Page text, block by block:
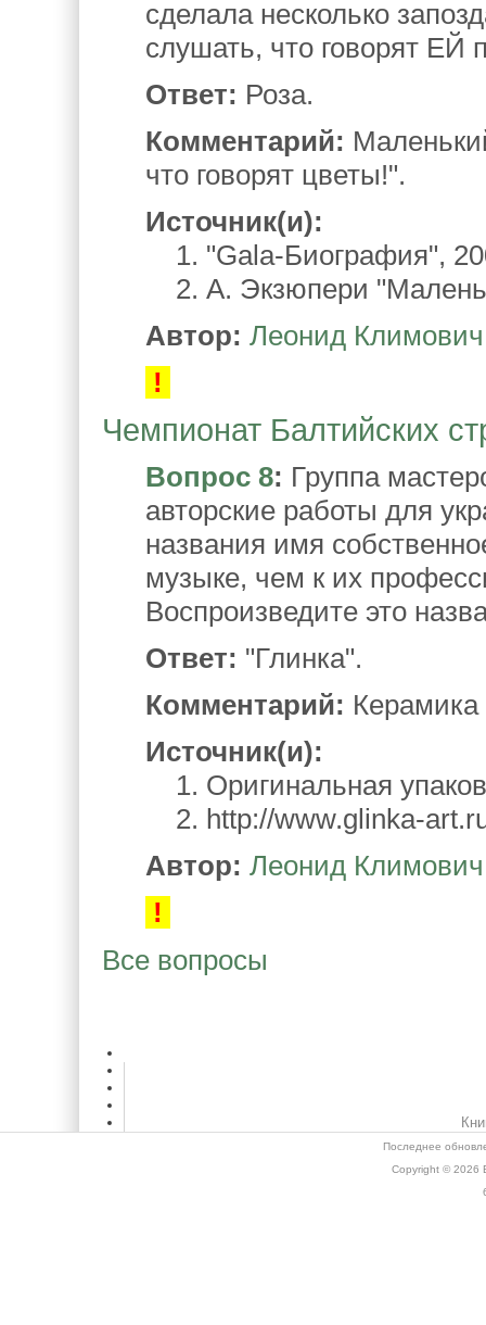
сделала несколько
слушать, что говорят
Ответ: Роза.
Комментарий:
что говорят цветы!".
Источник(и):
1. "Gala-Биография",
2. А. Экзюпери
Автор: Леонид Климович
!
Чемпионат Балтийских
Вопрос 8: Группа
авторские работы для
названия имя
музыке, чем к их
Воспроизведите это
Ответ: "Глинка".
Комментарий:
Источник(и):
1. Оригинальная
2. http://www.glinka-
Автор: Леонид Климович
!
Все вопросы
Последнее
Copyright © 2026